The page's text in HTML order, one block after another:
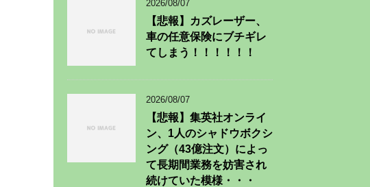
2026/08/07
【悲報】カズレーザー、
車の任意保険にブチギレ
てしまう！！！！！！
2026/08/07
【悲報】集英社オンライ
ン、1人のシャドウボクシ
ング（43億注文）によっ
て長期間業務を妨害され
続けていた模様・・・